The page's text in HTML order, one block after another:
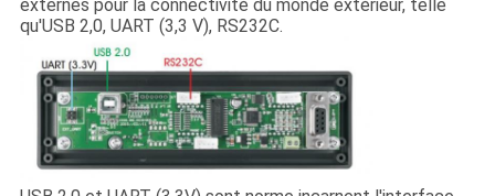
externes pour la connectivité du monde extérieur, telle
qu'USB 2,0, UART (3,3 V), RS232C.